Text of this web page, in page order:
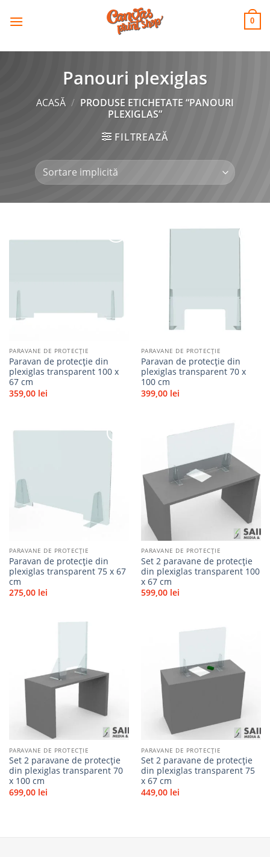
CANVAS
PRINT SHOP 0
Panouri plexiglas
ACASĂ / PRODUSE ETICHETATE “PANOURI
PLEXIGLAS”
FILTREAZĂ
PARAVANE DE PROTECȚIE
Paravan de protecție din
plexiglas transparent 100 x
67 cm
359,00 lei
favorite
PARAVANE DE PROTECȚIE
Paravan de protecție din
plexiglas transparent 70 x
100 cm
399,00 lei
favorite
PARAVANE DE PROTECȚIE
Paravan de protecție din
plexiglas transparent 75 x 67
cm
275,00 lei
Adaugă
la
favorite
PARAVANE DE PROTECȚIE
Set 2 paravane de protecție
din plexiglas transparent 100
x 67 cm
599,00 lei
Adaugă
la
favorite
PARAVANE DE PROTECȚIE
Set 2 paravane de protecție
din plexiglas transparent 70
x 100 cm
699,00 lei
Adaugă
la
favorite
PARAVANE DE PROTECȚIE
Set 2 paravane de protecție
din plexiglas transparent 75
x 67 cm
449,00 lei